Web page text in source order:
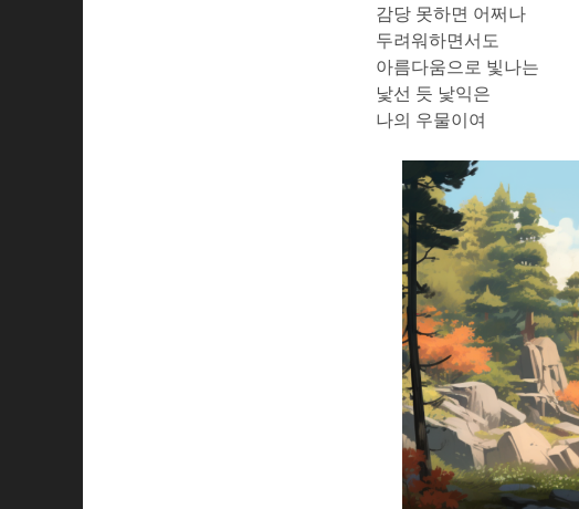
감당 못하면 어쩌나
두려워하면서도
아름다움으로 빛나는
낯선 듯 낯익은
나의 우물이여